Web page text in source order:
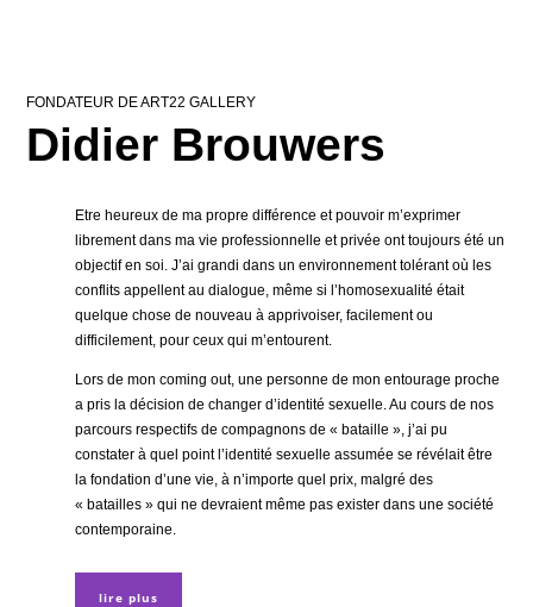
FONDATEUR DE ART22 GALLERY
Didier Brouwers
Etre heureux de ma propre différence et pouvoir m’exprimer
librement dans ma vie professionnelle et privée ont toujours été un
objectif en soi. J’ai grandi dans un environnement tolérant où les
conflits appellent au dialogue, même si l’homosexualité était
quelque chose de nouveau à apprivoiser, facilement ou
difficilement, pour ceux qui m’entourent.
Lors de mon coming out, une personne de mon entourage proche
a pris la décision de changer d’identité sexuelle. Au cours de nos
parcours respectifs de compagnons de « bataille », j’ai pu
constater à quel point l’identité sexuelle assumée se révélait être
la fondation d’une vie, à n’importe quel prix, malgré des
« batailles » qui ne devraient même pas exister dans une société
contemporaine.
lire plus